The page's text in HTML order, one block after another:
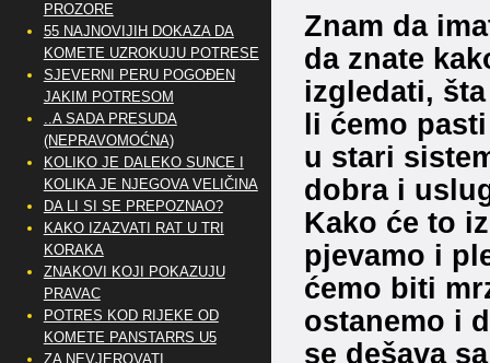
Znam da
da znate
izgledati,
li ćemo
u stari
dobra i
Kako će to
pjevamo i
ćemo biti
ostanemo i
se dešava
PROZORE
55 NAJNOVIJIH DOKAZA DA
KOMETE UZROKUJU POTRESE
SJEVERNI PERU POGOĐEN
JAKIM POTRESOM
..A SADA PRESUDA
(NEPRAVOMOĆNA)
KOLIKO JE DALEKO SUNCE I
KOLIKA JE NJEGOVA VELIČINA
DA LI SI SE PREPOZNAO?
KAKO IZAZVATI RAT U TRI
KORAKA
ZNAKOVI KOJI POKAZUJU
PRAVAC
POTRES KOD RIJEKE OD
KOMETE PANSTARRS U5
ZA NEVJEROVATI